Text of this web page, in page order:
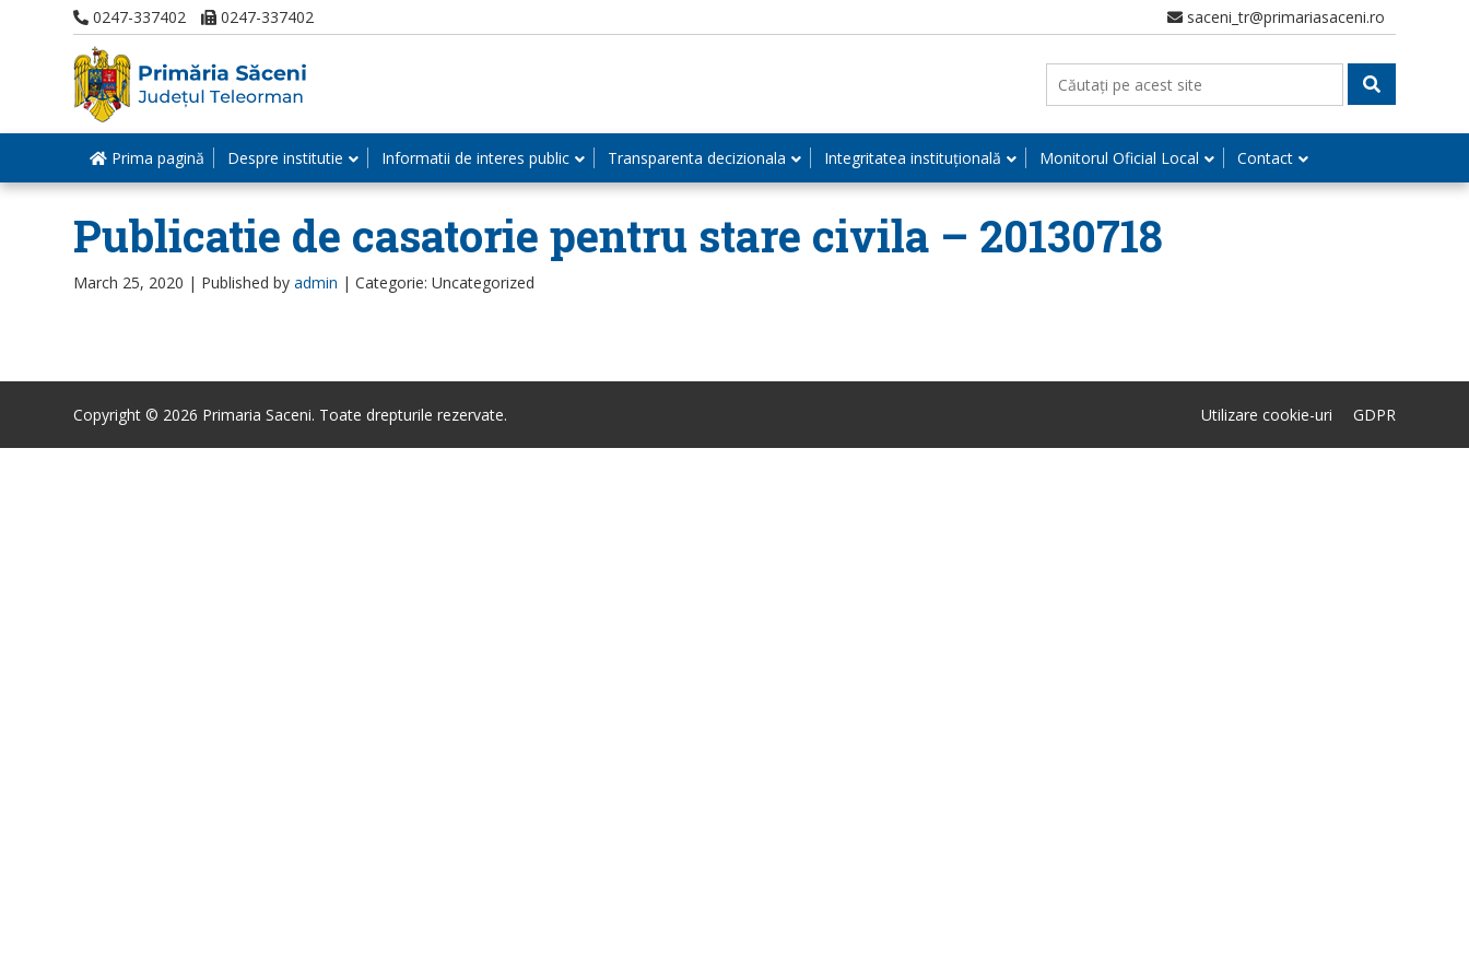
0247-337402 0247-337402 saceni_tr@primariasaceni.ro
Prima pagină Despre institutie Informatii de interes public Transparenta decizionala Integritatea instituțională Monitorul Oficial Local Contact
Publicatie de casatorie pentru stare civila – 20130718
March 25, 2020 | Published by admin | Categorie: Uncategorized
Copyright © 2026 Primaria Saceni. Toate drepturile rezervate. Utilizare cookie-uri GDPR